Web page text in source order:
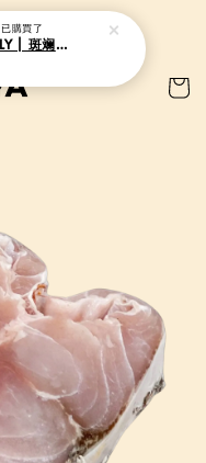
已購買了
PANDAN COCONUT JELLY | 斑斓香椰果冻